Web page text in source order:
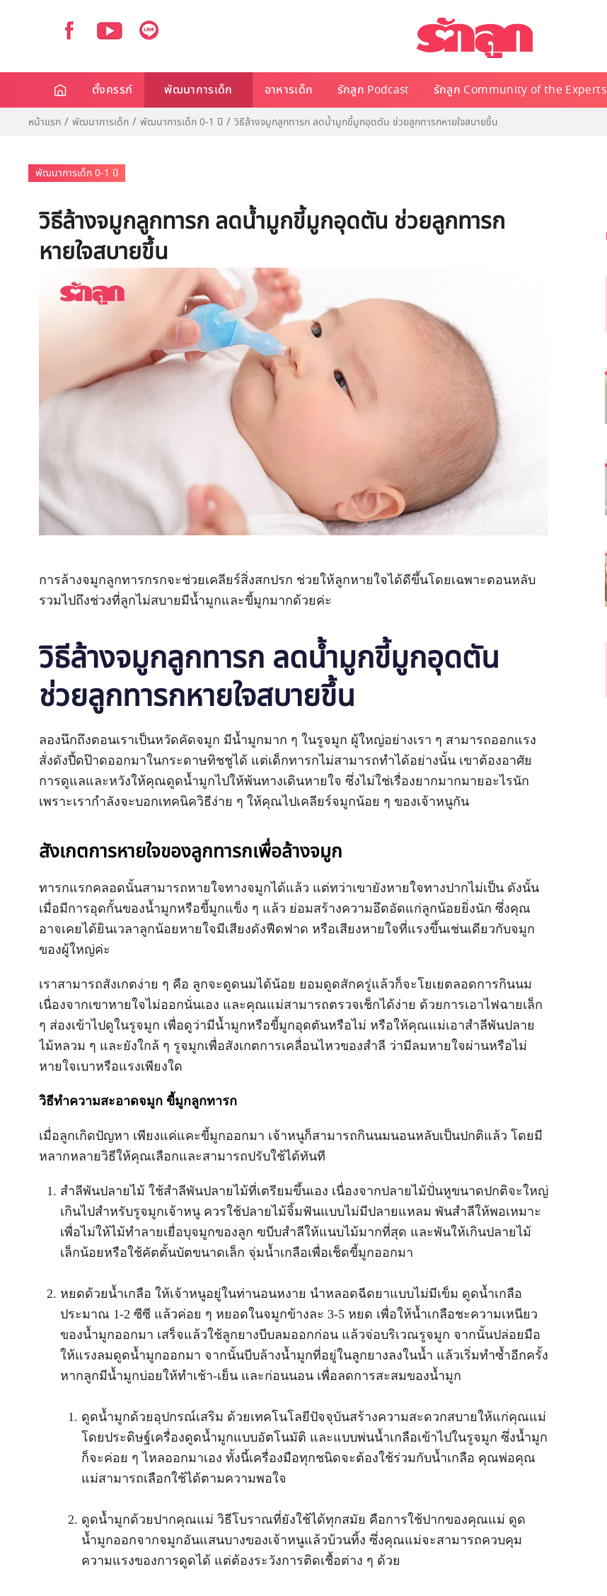
ตั้งครรภ์ พัฒนาการเด็ก อาหารเด็ก รักลูก Podcast รักลูก Community of the Experts
หน้าแรก พัฒนาการเด็ก พัฒนาการเด็ก 0-1 ปี วิธีล้างจมูกลูกทารก ลดน้ำมูกขี้มูกอุดตัน ช่วยลูกทารกหายใจสบายขึ้น
พัฒนาการเด็ก 0-1 ปี
วิธีล้างจมูกลูกทารก ลดน้ำมูกขี้มูกอุดตัน ช่วยลูกทารก
หายใจสบายขึ้น
การล้างจมูกลูกทารกรกจะช่วยเคลียร์สิ่งสกปรก ช่วยให้ลูกหายใจได้ดีขึ้นโดยเฉพาะตอนหลับ
รวมไปถึงช่วงที่ลูกไม่สบายมีน้ำมูกและขี้มูกมากด้วยค่ะ
วิธีล้างจมูกลูกทารก ลดน้ำมูกขี้มูกอุดตัน
ช่วยลูกทารกหายใจสบายขึ้น
ลองนึกถึงตอนเราเป็นหวัดคัดจมูก มีน้ำมูกมาก ๆ ในรูจมูก ผู้ใหญ่อย่างเรา ๆ สามารถออกแรง
สั่งดังปี้ดป๊าดออกมาในกระดาษทิชชูได้ แต่เด็กทารกไม่สามารถทำได้อย่างนั้น เขาต้องอาศัย
การดูแลและหวังให้คุณดูดน้ำมูกไปให้พ้นทางเดินหายใจ ซึ่งไม่ใช่เรื่องยากมากมายอะไรนัก
เพราะเรากำลังจะบอกเทคนิควิธีง่าย ๆ ให้คุณไปเคลียร์จมูกน้อย ๆ ของเจ้าหนูกัน
สังเกตการหายใจของลูกทารกเพื่อล้างจมูก
ทารกแรกคลอดนั้นสามารถหายใจทางจมูกได้แล้ว แต่ทว่าเขายังหายใจทางปากไม่เป็น ดังนั้น
เมื่อมีการอุดกั้นของน้ำมูกหรือขี้มูกแข็ง ๆ แล้ว ย่อมสร้างความอึดอัดแก่ลูกน้อยยิ่งนัก ซึ่งคุณ
อาจเคยได้ยินเวลาลูกน้อยหายใจมีเสียงดังฟืดฟาด หรือเสียงหายใจที่แรงขึ้นเช่นเดียวกับจมูก
ของผู้ใหญ่ค่ะ
เราสามารถสังเกตง่าย ๆ คือ ลูกจะดูดนมได้น้อย ยอมดูดสักครู่แล้วก็จะโยเยตลอดการกินนม
เนื่องจากเขาหายใจไม่ออกนั่นเอง และคุณแม่สามารถตรวจเช็กได้ง่าย ด้วยการเอาไฟฉายเล็ก
ๆ ส่องเข้าไปดูในรูจมูก เพื่อดูว่ามีน้ำมูกหรือขี้มูกอุดตันหรือไม่ หรือให้คุณแม่เอาสำลีพันปลาย
ไม้หลวม ๆ และยังใกล้ ๆ รูจมูกเพื่อสังเกตการเคลื่อนไหวของสำลี ว่ามีลมหายใจผ่านหรือไม่
หายใจเบาหรือแรงเพียงใด
วิธีทำความสะอาดจมูก ขี้มูกลูกทารก
เมื่อลูกเกิดปัญหา เพียงแค่แคะขี้มูกออกมา เจ้าหนูก็สามารถกินนมนอนหลับเป็นปกติแล้ว โดยมี
หลากหลายวิธีให้คุณเลือกและสามารถปรับใช้ได้ทันที
สำลีพันปลายไม้ ใช้สำลีพันปลายไม้ที่เตรียมขึ้นเอง เนื่องจากปลายไม้ปั่นหูขนาดปกติจะใหญ่
เกินไปสำหรับรูจมูกเจ้าหนู ควรใช้ปลายไม้จิ้มฟันแบบไม่มีปลายแหลม พันสำลีให้พอเหมาะ
เพื่อไม่ให้ไม้ทำลายเยื่อบุจมูกของลูก ฃบีบสำลีให้แนบไม้มากที่สุด และพันให้เกินปลายไม้
เล็กน้อยหรือใช้คัตตั้นบัตขนาดเล็ก จุ่มน้ำเกลือเพื่อเช็ดขี้มูกออกมา
หยดด้วยน้ำเกลือ ให้เจ้าหนูอยู่ในท่านอนหงาย นำหลอดฉีดยาแบบไม่มีเข็ม ดูดน้ำเกลือ
ประมาณ 1-2 ซีซี แล้วค่อย ๆ หยอดในจมูกข้างละ 3-5 หยด เพื่อให้น้ำเกลือชะความเหนียว
ของน้ำมูกออกมา เสร็จแล้วใช้ลูกยางบีบลมออกก่อน แล้วจ่อบริเวณรูจมูก จากนั้นปล่อยมือ
ให้แรงลมดูดน้ำมูกออกมา จากนั้นบีบล้างน้ำมูกที่อยู่ในลูกยางลงในน้ำ แล้วเริ่มทำซ้ำอีกครั้ง
หากลูกมีน้ำมูกบ่อยให้ทำเช้า-เย็น และก่อนนอน เพื่อลดการสะสมของน้ำมูก
ดูดน้ำมูกด้วยอุปกรณ์เสริม ด้วยเทคโนโลยีปัจจุบันสร้างความสะดวกสบายให้แก่คุณแม่
โดยประดิษฐ์เครื่องดูดน้ำมูกแบบอัตโนมัติ และแบบพ่นน้ำเกลือเข้าไปในรูจมูก ซึ่งน้ำมูก
ก็จะค่อย ๆ ไหลออกมาเอง ทั้งนี้เครื่องมือทุกชนิดจะต้องใช้ร่วมกับน้ำเกลือ คุณพ่อคุณ
แม่สามารถเลือกใช้ได้ตามความพอใจ
ดูดน้ำมูกด้วยปากคุณแม่ วิธีโบราณที่ยังใช้ได้ทุกสมัย คือการใช้ปากของคุณแม่ ดูด
น้ำมูกออกจากจมูกอันแสนบางของเจ้าหนูแล้วบ้วนทิ้ง ซึ่งคุณแม่จะสามารถควบคุม
ความแรงของการดูดได้ แต่ต้องระวังการติดเชื้อต่าง ๆ ด้วย